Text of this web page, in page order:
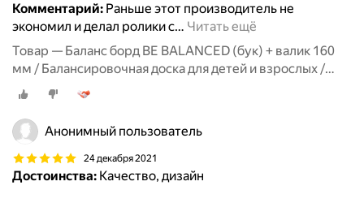
Комментарий: Раньше этот производитель не
экономил и делал ролики с… Читать ещё
Товар — Баланс борд BE BALANCED (бук) + валик 160
мм / Балансировочная доска для детей и взрослых /
Тренажер для равновесия / Balance board
Анонимный пользователь
24 декабря 2021
Достоинства: Качество, дизайн